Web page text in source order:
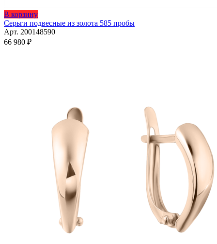
В корзину
Серьги подвесные из золота 585 пробы
Арт. 200148590
66 980 ₽